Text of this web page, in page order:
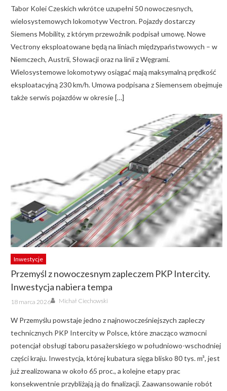
Tabor Kolei Czeskich wkrótce uzupełni 50 nowoczesnych,
wielosystemowych lokomotyw Vectron. Pojazdy dostarczy
Siemens Mobility, z którym przewoźnik podpisał umowę. Nowe
Vectrony eksploatowane będą na liniach międzypaństwowych – w
Niemczech, Austrii, Słowacji oraz na linii z Węgrami.
Wielosystemowe lokomotywy osiągać mają maksymalną prędkość
eksploatacyjną 230 km/h. Umowa podpisana z Siemensem obejmuje
także serwis pojazdów w okresie […]
Inwestycje
Przemyśl z nowoczesnym zapleczem PKP Intercity.
Inwestycja nabiera tempa
Posted
on
18 marca 2026 Author
Michał Ciechowski
W Przemyślu powstaje jedno z najnowocześniejszych zapleczy
technicznych PKP Intercity w Polsce, które znacząco wzmocni
potencjał obsługi taboru pasażerskiego w południowo-wschodniej
części kraju. Inwestycja, której kubatura sięga blisko 80 tys. m³, jest
już zrealizowana w około 65 proc., a kolejne etapy prac
konsekwentnie przybliżają ją do finalizacji. Zaawansowanie robót